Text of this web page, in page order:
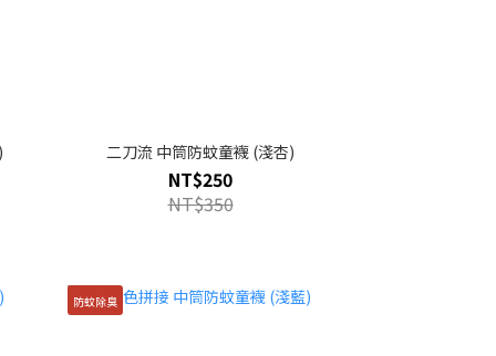
二刀流 中筒防蚊童襪 (淺杏)
NT$250
NT$350
防蚊除臭